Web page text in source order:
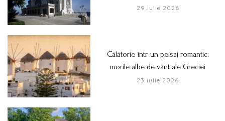
29 iulie 2026
Călătorie într-un peisaj romantic:
morile albe de vânt ale Greciei
23 iulie 2026